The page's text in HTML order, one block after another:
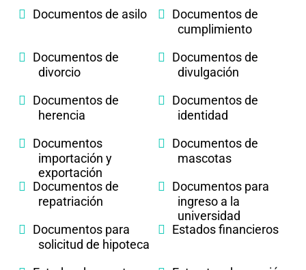
Documentos de asilo
Documentos de
cumplimiento
Documentos de
divorcio
Documentos de
divulgación
Documentos de
herencia
Documentos de
identidad
Documentos
importación y
exportación
Documentos de
mascotas
Documentos de
repatriación
Documentos para
ingreso a la
universidad
Documentos para
solicitud de hipoteca
Estados financieros